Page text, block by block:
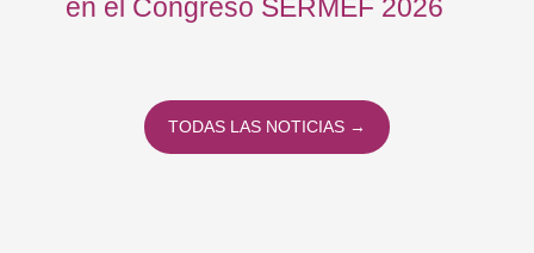
en el Congreso SERMEF 2026
TODAS LAS NOTICIAS →